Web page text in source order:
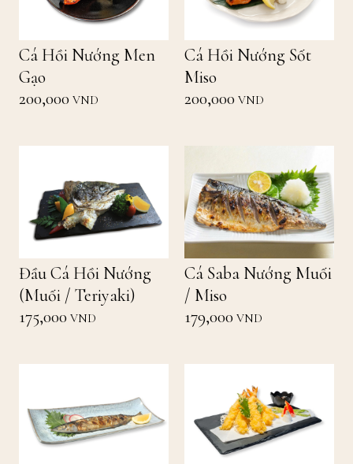
Cá Hồi Nướng Men
Gạo
200,000 VND
Cá Hồi Nướng Sốt
Miso
200,000 VND
Đầu Cá Hồi Nướng
(Muối / Teriyaki)
175,000 VND
Cá Saba Nướng Muối
/ Miso
179,000 VND